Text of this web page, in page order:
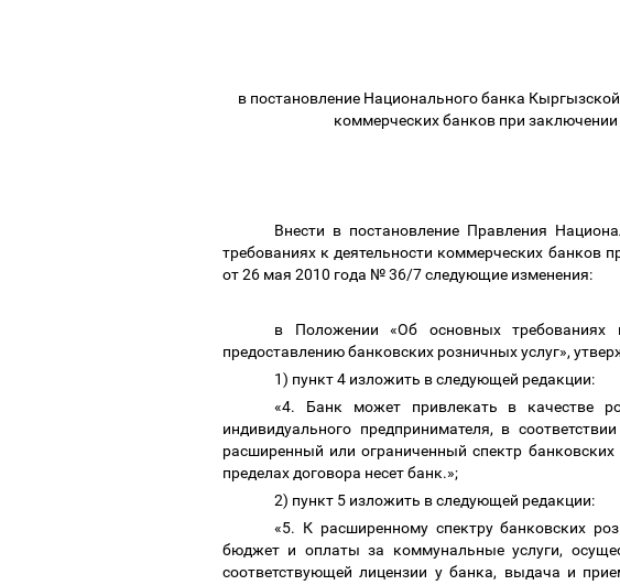
в постановление Национального банка
коммерческих банков при заключении
Внести в постановление Правления
требованиях к деятельности коммерческих банков
от 26 мая 2010 года № 36/7 следующие изменения:
в Положении «Об основных требованиях
предоставлению банковских розничных услуг»,
1) пункт 4 изложить в следующей редакции:
«4. Банк может привлекать в качестве
индивидуального предпринимателя, в
расширенный или ограниченный спектр банковских
пределах договора несет банк.»;
2) пункт 5 изложить в следующей редакции:
«5. К расширенному спектру банковских
бюджет и оплаты за коммунальные услуги,
соответствующей лицензии у банка, выдача и